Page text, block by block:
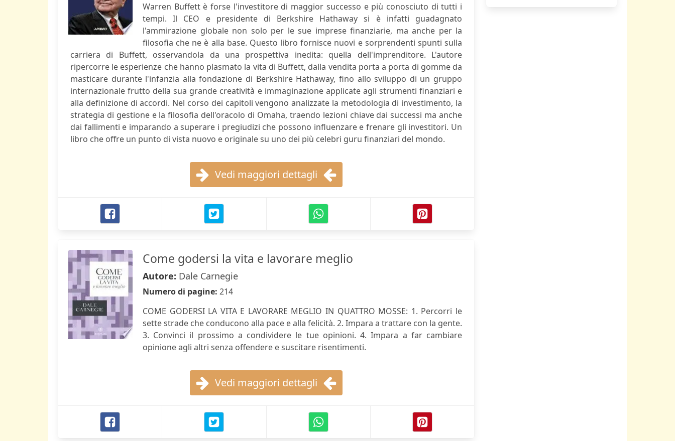
Warren Buffett è forse l'investitore di maggior successo e più conosciuto di tutti i
tempi. Il CEO e presidente di Berkshire Hathaway si è infatti guadagnato
l'ammirazione globale non solo per le sue imprese finanziarie, ma anche per la
filosofia che ne è alla base. Questo libro fornisce nuovi e sorprendenti spunti sulla
carriera di Buffett, osservandola da una prospettiva inedita: quella dell'imprenditore. L'autore
ripercorre le esperienze che hanno plasmato la vita di Buffett, dalla vendita porta a porta di gomme da
masticare durante l'infanzia alla fondazione di Berkshire Hathaway, fino allo sviluppo di un gruppo
internazionale frutto della sua grande creatività e immaginazione applicate agli strumenti finanziari e
alla definizione di accordi. Nel corso dei capitoli vengono analizzate la metodologia di investimento, la
strategia di gestione e la filosofia dell'oracolo di Omaha, traendo lezioni chiave dai successi ma anche
dai fallimenti e imparando a superare i pregiudizi che possono influenzare e frenare gli investitori. Un
libro che offre un punto di vista nuovo e originale su uno dei più celebri guru finanziari del mondo.
Vedi maggiori dettagli
Come godersi la vita e lavorare meglio
Autore: Dale Carnegie
Numero di pagine: 214
COME GODERSI LA VITA E LAVORARE MEGLIO IN QUATTRO MOSSE: 1. Percorri le
sette strade che conducono alla pace e alla felicità. 2. Impara a trattare con la gente.
3. Convinci il prossimo a condividere le tue opinioni. 4. Impara a far cambiare
opinione agli altri senza offendere e suscitare risentimenti.
Vedi maggiori dettagli